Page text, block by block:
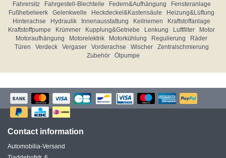
Fahrersitz
Fahrgestell-Blechteile Federn&Aufhängung
Fensteranlage
Fußhebelwerk
Gelenkwelle Heckdeckel&Kastensäule
Heizung&Lüftung
Hinterachse
Hydraulik Innenausstattung Keilriemen
Kraftstoffanlage
Kraftstoffpumpe
Krümmer Kupplung&Getriebe Lenkung Luftfilter
Motor
Motoraufhängung
Motorelektrik Motorkühlung Regulierung
Räder
Türen
Verdeck Vergaser Vorderachse Wischer
Zentralschmierung
Zubehör
Ölpumpe
Contact information
Automobilia-Versand